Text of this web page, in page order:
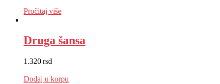
Pročitaj više
Druga šansa
1.320rsd
Dodaj u korpu